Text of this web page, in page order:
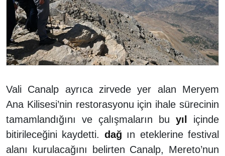
Vali Canalp ayrıca zirvede yer alan Meryem
Ana Kilisesi’nin restorasyonu için ihale sürecinin
tamamlandığını ve çalışmaların bu yıl
içinde
bitirileceğini kaydetti. dağ ın eteklerine festival
alanı kurulacağını belirten Canalp, Mereto’nun